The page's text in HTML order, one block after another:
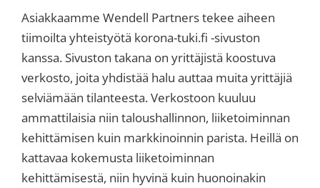
Asiakkaamme Wendell Partners tekee aiheen
tiimoilta yhteistyötä korona-tuki.fi -sivuston
kanssa. Sivuston takana on yrittäjistä koostuva
verkosto, joita yhdistää halu auttaa muita yrittäjiä
selviämään tilanteesta. Verkostoon kuuluu
ammattilaisia niin taloushallinnon, liiketoiminnan
kehittämisen kuin markkinoinnin parista. Heillä on
kattavaa kokemusta liiketoiminnan
kehittämisestä, niin hyvinä kuin huonoinakin